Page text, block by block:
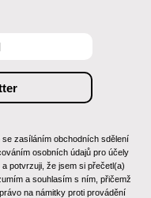
zasíláním obchodních sdělení
osobních údajů pro účely
potvrzuji, že jsem si přečetl(a)
a souhlasím s ním, přičemž
na námitky proti provádění